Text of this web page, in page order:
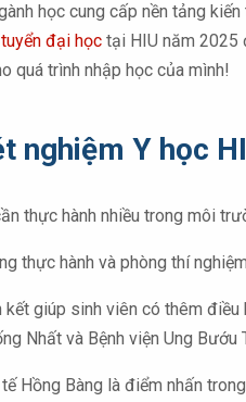
học cung cấp nền tảng
đại học tại HIU năm 2025
quá trình nhập học của mình!
nghiệm Y học
thực hành nhiều trong môi
thực hành và phòng thí
giúp sinh viên có thêm
Nhất và Bệnh viện Ung Bướu
Hồng Bàng là điểm nhấn